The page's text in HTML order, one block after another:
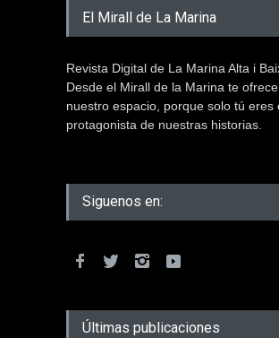
El Mirall de La Marina
Revista Digital de La Marina Alta i
Desde el Mirall de la Marina te
nuestro espacio, porque solo tú eres
protagonista de nuestras historias.
Siguenos en:
Últimas publicaciones